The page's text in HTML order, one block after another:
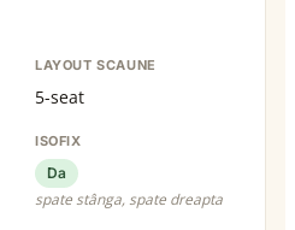
LAYOUT SCAUNE
5-seat
ISOFIX
Da
spate stânga, spate dreapta